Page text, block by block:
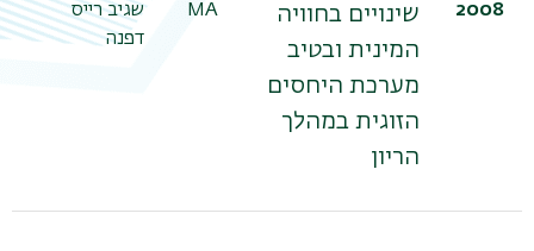
2008
שינויים בחוויה
המינית ובטיב
מערכת היחסים
הזוגית במהלך
הריון
MA
שגיב רייס
דפנה